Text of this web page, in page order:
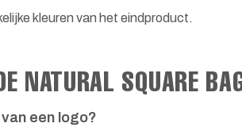
kleuren van het eindproduct.
NATURAL SQUARE
een logo?